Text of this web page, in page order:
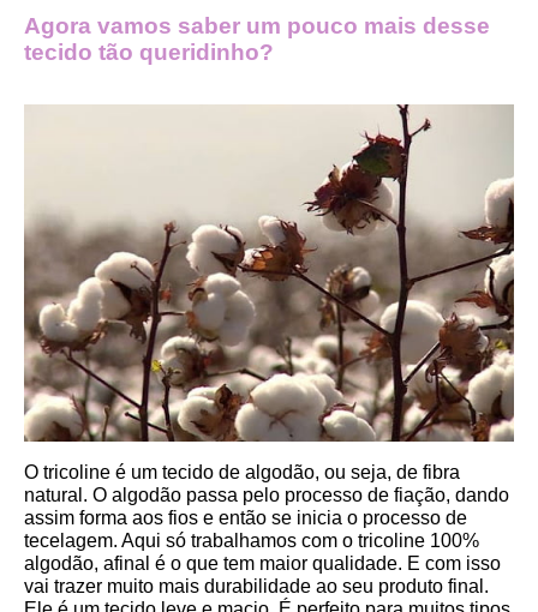
Agora vamos saber um pouco mais desse
tecido tão queridinho?
O tricoline é um tecido de algodão, ou seja, de fibra
natural. O algodão passa pelo processo de fiação, dando
assim forma aos fios e então se inicia o processo de
tecelagem. Aqui só trabalhamos com o tricoline 100%
algodão, afinal é o que tem maior qualidade. E com isso
vai trazer muito mais durabilidade ao seu produto final.